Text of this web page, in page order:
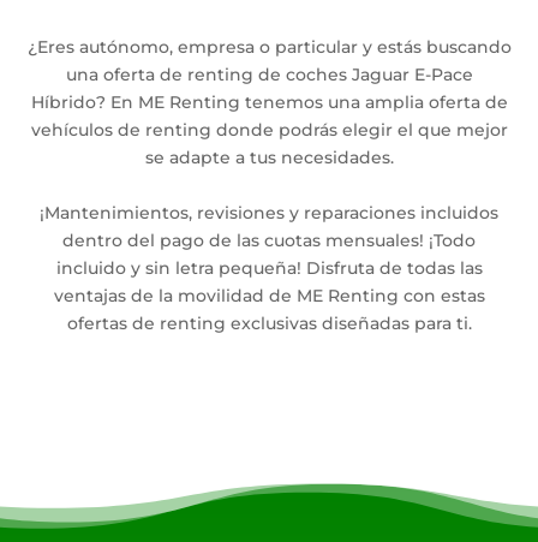
¿Eres autónomo, empresa o particular y estás buscando
una oferta de renting de coches Jaguar E-Pace
Híbrido? En ME Renting tenemos una amplia oferta de
vehículos de renting donde podrás elegir el que mejor
se adapte a tus necesidades.
¡Mantenimientos, revisiones y reparaciones incluidos
dentro del pago de las cuotas mensuales! ¡Todo
incluido y sin letra pequeña! Disfruta de todas las
ventajas de la movilidad de ME Renting con estas
ofertas de renting exclusivas diseñadas para ti.